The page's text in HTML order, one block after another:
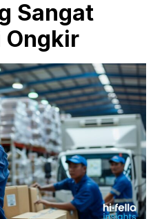
Sangat
Ongkir